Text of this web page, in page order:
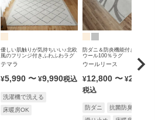
優しい肌触りが気持ちいい♪北欧
風のフリンジ付きふわふわラグ
テマラ
¥5,990 〜 ¥9,990税込
洗濯機で洗える
床暖房OK
防ダニ＆防炎機能付きの無染
ウール100％ラグ
ウールリース
¥12,800 〜 ¥25,900
税込
防ダニ 抗菌防臭